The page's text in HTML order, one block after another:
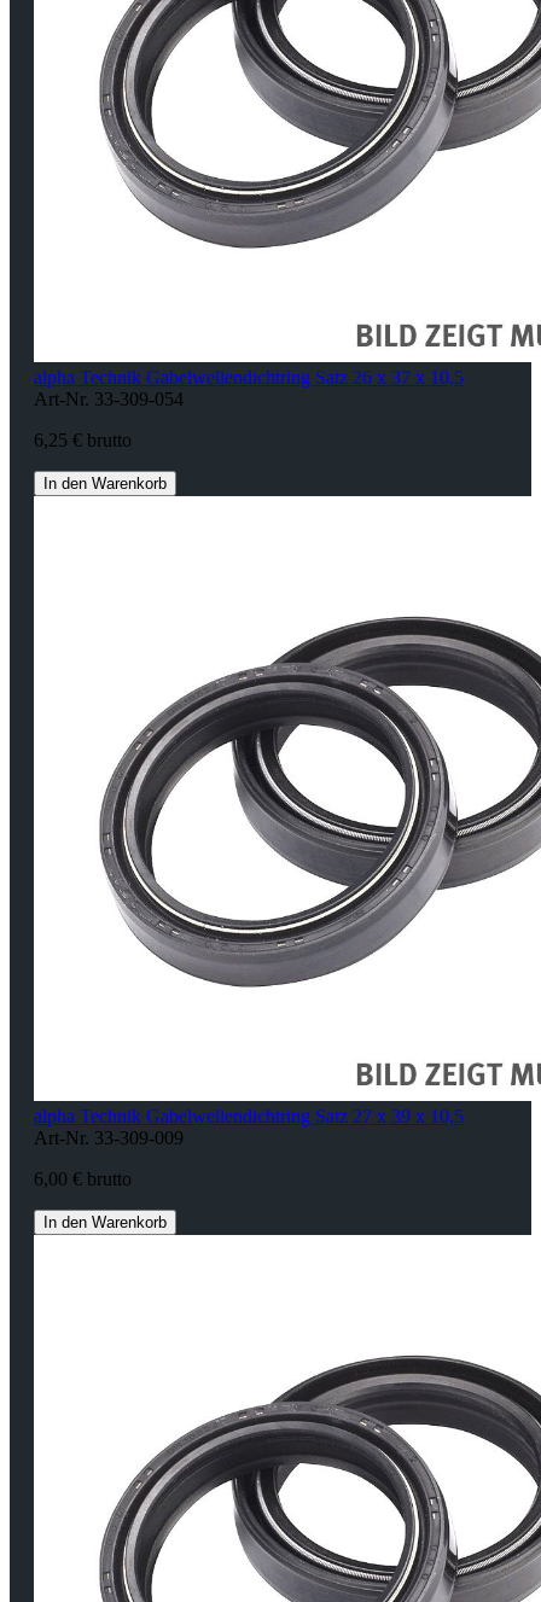
alpha Technik Gabelwellendichtring Satz 26 x 37 x 10,5
Art-Nr. 33-309-054
6,25 € brutto
In den Warenkorb
alpha Technik Gabelwellendichtring Satz 27 x 39 x 10,5
Art-Nr. 33-309-009
6,00 € brutto
In den Warenkorb